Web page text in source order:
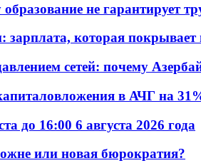
не гарантирует
которая
сетей: почему
в АЧГ на
до 16:00 6 августа 2026 года
или новая бюрократия?